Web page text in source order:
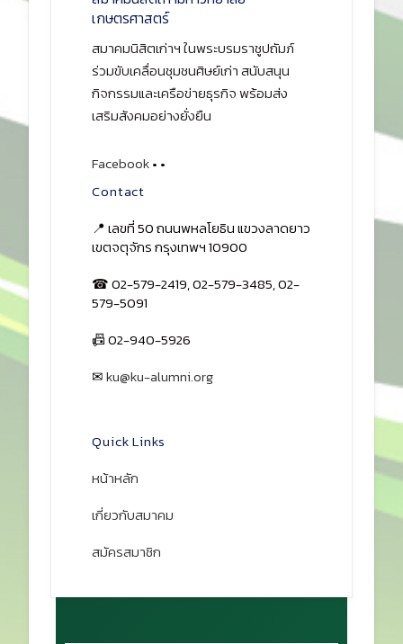
เกษตรศาสตร์
สมาคมนิสิตเก่าฯ ในพระบรมราชูปถัมภ์
ร่วมขับเคลื่อนชุมชนศิษย์เก่า สนับสนุน
กิจกรรมและเครือข่ายธุรกิจ พร้อมส่ง
เสริมสังคมอย่างยั่งยืน
Facebook• •
Contact
📍 เลขที่ 50 ถนนพหลโยธิน แขวงลาดยาว
เขตจตุจักร กรุงเทพฯ 10900
☎ 02-579-2419, 02-579-3485, 02-
579-5091
📠 02-940-5926
✉ku@ku-alumni.org
Quick Links
หน้าหลัก
เกี่ยวกับสมาคม
สมัครสมาชิก